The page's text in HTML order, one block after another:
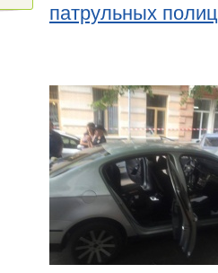
патрульных